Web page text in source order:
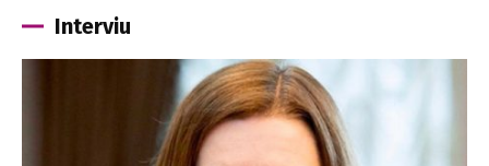
Interviu